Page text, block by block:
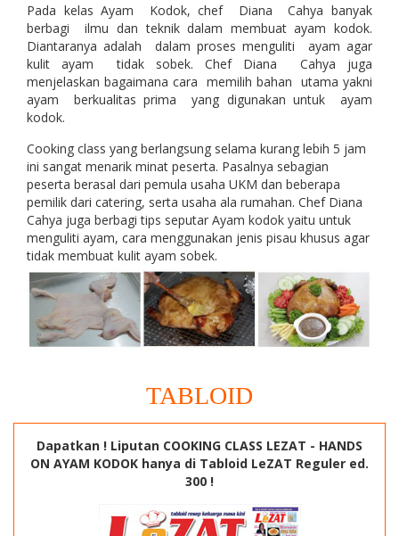
Pada kelas Ayam Kodok, chef Diana Cahya banyak
berbagi ilmu dan teknik dalam membuat ayam kodok.
Diantaranya adalah dalam proses menguliti ayam agar
kulit ayam tidak sobek. Chef Diana Cahya juga
menjelaskan bagaimana cara memilih bahan utama yakni
ayam berkualitas prima yang digunakan untuk ayam
kodok.
Cooking class yang berlangsung selama kurang lebih 5 jam
ini sangat menarik minat peserta. Pasalnya sebagian
peserta berasal dari pemula usaha UKM dan beberapa
pemilik dari catering, serta usaha ala rumahan. Chef Diana
Cahya juga berbagi tips seputar Ayam kodok yaitu untuk
menguliti ayam, cara menggunakan jenis pisau khusus agar
tidak membuat kulit ayam sobek.
TABLOID
Dapatkan ! Liputan COOKING CLASS LEZAT - HANDS
ON AYAM KODOK hanya di Tabloid LeZAT Reguler ed.
300 !